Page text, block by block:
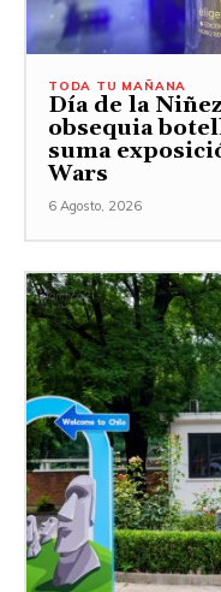
TODA TU MAÑANA
Día de la
obsequia
suma
Wars
6 Agosto, 2026